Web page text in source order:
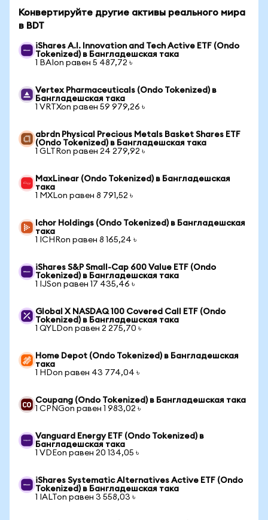
Конвертируйте другие активы реального мира
в BDT
iShares A.I. Innovation and Tech Active ETF (Ondo
Tokenized) в Бангладешская така
1 BAIon равен 5 487,72 ৳
Vertex Pharmaceuticals (Ondo Tokenized) в
Бангладешская така
1 VRTXon равен 59 979,26 ৳
abrdn Physical Precious Metals Basket Shares ETF
(Ondo Tokenized) в Бангладешская така
1 GLTRon равен 24 279,92 ৳
MaxLinear (Ondo Tokenized) в Бангладешская
така
1 MXLon равен 8 791,52 ৳
Ichor Holdings (Ondo Tokenized) в Бангладешская
така
1 ICHRon равен 8 165,24 ৳
iShares S&P Small-Cap 600 Value ETF (Ondo
Tokenized) в Бангладешская така
1 IJSon равен 17 435,46 ৳
Global X NASDAQ 100 Covered Call ETF (Ondo
Tokenized) в Бангладешская така
1 QYLDon равен 2 275,70 ৳
Home Depot (Ondo Tokenized) в Бангладешская
така
1 HDon равен 43 774,04 ৳
Coupang (Ondo Tokenized) в Бангладешская така
1 CPNGon равен 1 983,02 ৳
Vanguard Energy ETF (Ondo Tokenized) в
Бангладешская така
1 VDEon равен 20 134,05 ৳
iShares Systematic Alternatives Active ETF (Ondo
Tokenized) в Бангладешская така
1 IALTon равен 3 558,03 ৳